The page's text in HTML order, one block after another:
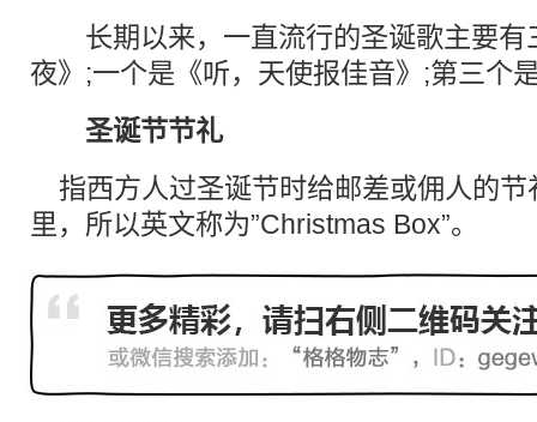
长期以来，一直流行的圣诞歌主要有
夜》;一个是《听，天使报佳音》;第三个
圣诞节节礼
指西方人过圣诞节时给邮差或佣人的节
里，所以英文称为”Christmas Box”。